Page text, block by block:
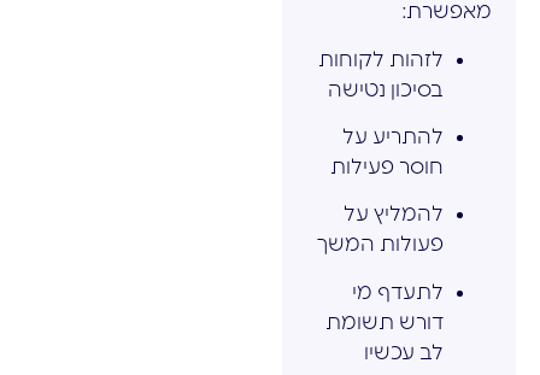
מאפשרת:
לזהות לקוחות
בסיכון נטישה
להתריע על
חוסר פעילות
להמליץ על
פעולות המשך
לתעדף מי
דורש תשומת
לב עכשיו